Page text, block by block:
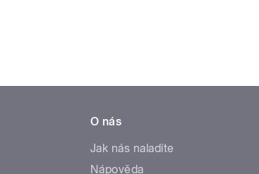
O nás
Jak nás naladíte
Nápověda